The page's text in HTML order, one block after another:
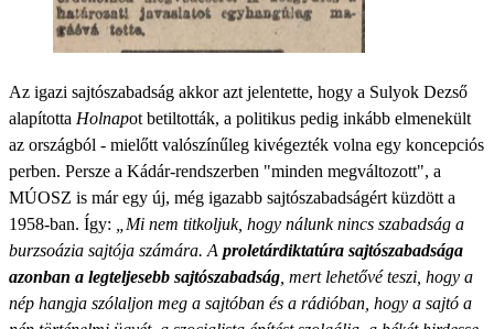
Az igazi sajtószabadság akkor azt jelentette, hogy a Sulyok Dezső
alapította Holnapot betiltották, a politikus pedig inkább elmenekült
az országból - mielőtt valószínűleg kivégezték volna egy koncepciós
perben. Persze a Kádár-rendszerben "minden megváltozott", a
MÚOSZ is már egy új, még igazabb sajtószabadságért küzdött a
1958-ban. Így:
„Mi nem titkoljuk, hogy nálunk nincs szabadság a
burzsoázia sajtója számára. A proletárdiktatúra sajtószabadsága
azonban a legteljesebb sajtószabadság , mert lehetővé teszi, hogy a
nép hangja szólaljon meg a sajtóban és a rádióban, hogy a sajtó a